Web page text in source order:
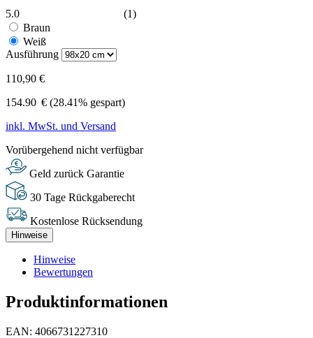
5.0
(1)
Braun
Weiß
Ausführung
110,90 €
154.90 € (28.41% gespart)
inkl. MwSt. und Versand
Vorübergehend nicht verfügbar
Geld zurück Garantie
30 Tage Rückgaberecht
Kostenlose Rücksendung
Hinweise
Hinweise
Bewertungen
Produktinformationen
EAN: 4066731227310